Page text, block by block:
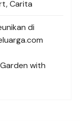
Carita
di
with